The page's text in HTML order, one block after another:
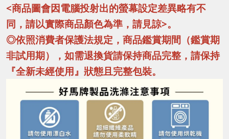
<商品圖會因電腦投射出的螢幕設定差異略有不
同，請以實際商品顏色為準，請見諒>。
◎依照消費者保護法規定，商品鑑賞期間（鑑賞期
非試用期），如需退換貨請保持商品完整，請保持
『全新未經使用』狀態且完整包裝。